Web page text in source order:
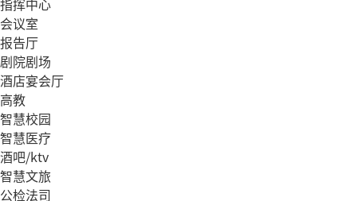
指挥中心
会议室
报告厅
剧院剧场
酒店宴会厅
高教
智慧校园
智慧医疗
酒吧/ktv
智慧文旅
公检法司